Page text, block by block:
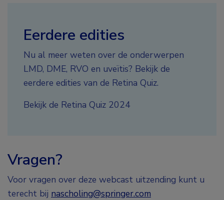
Eerdere edities
Nu al meer weten over de onderwerpen
LMD, DME, RVO en uveïtis? Bekijk de
eerdere edities van de Retina Quiz.
Bekijk de Retina Quiz 2024
Vragen?
Voor vragen over deze webcast uitzending kunt u
terecht bij nascholing@springer.com